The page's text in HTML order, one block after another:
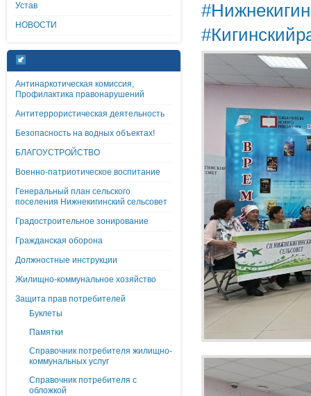
Устав
НОВОСТИ
Антинаркотическая комиссия,
Профилактика правонарушений
Антитеррористическая деятельность
Безопасность на водных объектах!
БЛАГОУСТРОЙСТВО
Военно-патриотическое воспитание
Генеральный план сельского
поселения Нижнекигинский сельсовет
Градостроительное зонирование
Гражданская оборона
Должностные инструкции
Жилищно-коммунальное хозяйство
Защита прав потребителей
Буклеты
Памятки
Справочник потребителя жилищно-
коммунальных услуг
Справочник потребителя с
обложкой